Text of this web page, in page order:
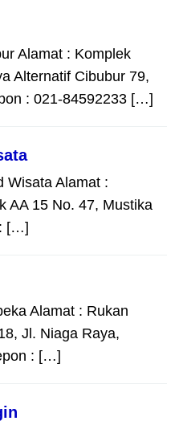
Alamat : Komplek
Alternatif Cibubur 79,
: 021-84592233 […]
Wisata Alamat :
AA 15 No. 47, Mustika
[…]
Alamat : Rukan
Jl. Niaga Raya,
: […]